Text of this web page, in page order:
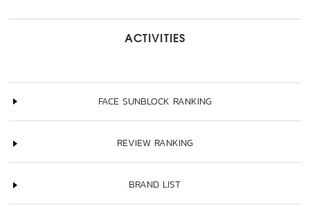
ACTIVITIES
FACE SUNBLOCK RANKING
REVIEW RANKING
BRAND LIST